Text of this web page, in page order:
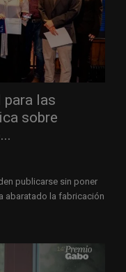
para las
sobre
publicarse sin poner
abaratado la fabricación